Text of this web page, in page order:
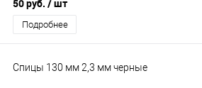
50 руб. / шт
Подробнее
Спицы 130 мм 2,3 мм черные